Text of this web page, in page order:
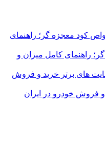
کود معجزه گر؛ راهنمای
راهنمای کامل میزان و
های برتر خرید و فروش
فروش خودرو در ایران